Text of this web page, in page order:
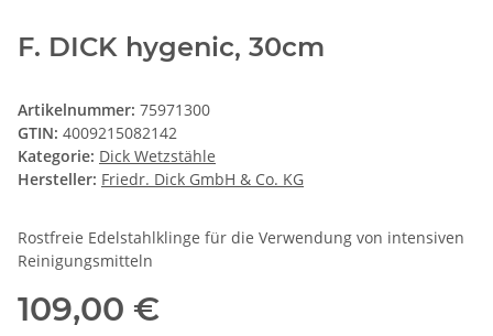
F. DICK hygenic, 30cm
Artikelnummer: 75971300
GTIN: 4009215082142
Kategorie: Dick Wetzstähle
Hersteller: Friedr. Dick GmbH & Co. KG
Rostfreie Edelstahlklinge für die Verwendung von intensiven
Reinigungsmitteln
109,00 €